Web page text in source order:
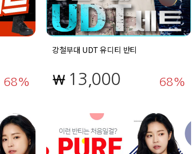
68
강철부대 UDT 유디티 반티
13,000 68